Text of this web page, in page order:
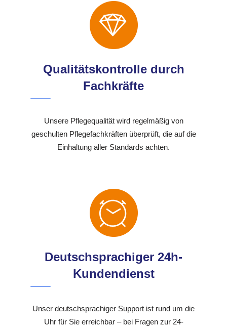
Qualitätskontrolle durch
Fachkräfte
Unsere Pflegequalität wird regelmäßig von
geschulten Pflegefachkräften überprüft, die auf die
Einhaltung aller Standards achten.
Deutschsprachiger 24h-
Kundendienst
Unser deutschsprachiger Support ist rund um die
Uhr für Sie erreichbar – bei Fragen zur 24-